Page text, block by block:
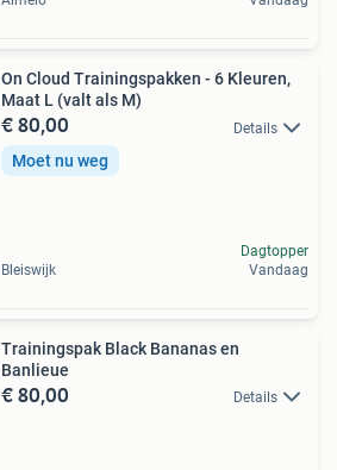
On Cloud Trainingspakken - 6 Kleuren,
Maat L (valt als M)
€ 80,00 Details
Moet nu weg
Bleiswijk
Dagtopper
Vandaag
Trainingspak Black Bananas en
Banlieue
€ 80,00 Details